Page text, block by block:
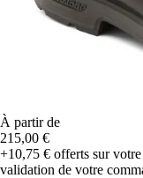
À partir de
215,00 €
+10,75 € offerts sur
validation de votre